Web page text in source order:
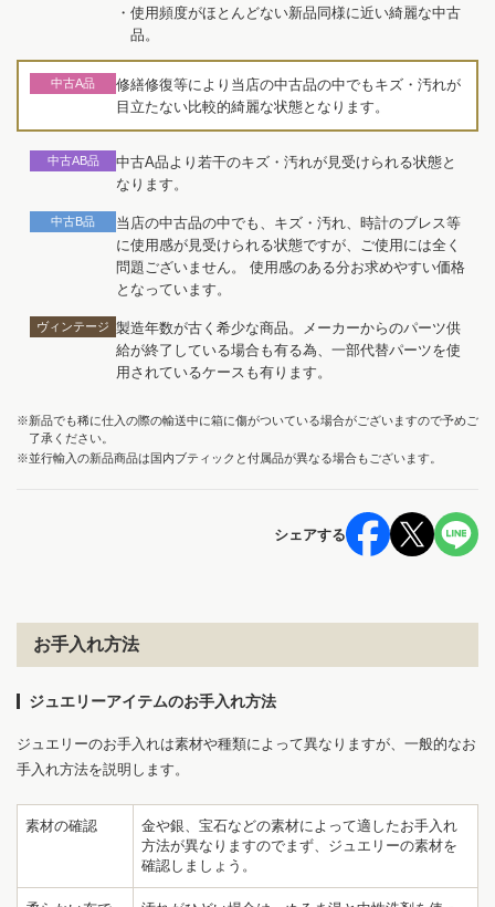
・使用頻度がほとんどない新品同様に近い綺麗な中古
品。
中古A品
修繕修復等により当店の中古品の中でもキズ・汚れが
目立たない比較的綺麗な状態となります。
中古AB品
中古A品より若干のキズ・汚れが見受けられる状態と
なります。
中古B品
当店の中古品の中でも、キズ・汚れ、時計のブレス等
に使用感が見受けられる状態ですが、ご使用には全く
問題ございません。 使用感のある分お求めやすい価格
となっています。
ヴィンテージ 製造年数が古く希少な商品。メーカーからのパーツ供
給が終了している場合も有る為、一部代替パーツを使
用されているケースも有ります。
※新品でも稀に仕入の際の輸送中に箱に傷がついている場合がございますので予めご
了承ください。
※並行輸入の新品商品は国内ブティックと付属品が異なる場合もございます。
シェアする
お手入れ方法
ジュエリーアイテムのお手入れ方法
ジュエリーのお手入れは素材や種類によって異なりますが、一般的なお
手入れ方法を説明します。
素材の確認
金や銀、宝石などの素材によって適したお手入れ
方法が異なりますのでまず、ジュエリーの素材を
確認しましょう。